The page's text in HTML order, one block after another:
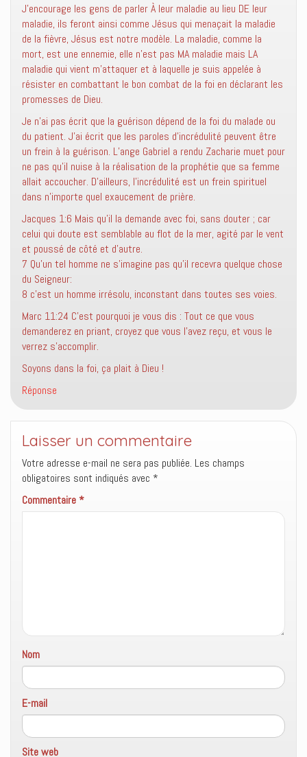
J’encourage les gens de parler À leur maladie au lieu DE leur
maladie, ils feront ainsi comme Jésus qui menaçait la maladie
de la fièvre, Jésus est notre modèle. La maladie, comme la
mort, est une ennemie, elle n’est pas MA maladie mais LA
maladie qui vient m’attaquer et à laquelle je suis appelée à
résister en combattant le bon combat de la foi en déclarant les
promesses de Dieu.
Je n’ai pas écrit que la guérison dépend de la foi du malade ou
du patient. J’ai écrit que les paroles d’incrédulité peuvent être
un frein à la guérison. L’ange Gabriel a rendu Zacharie muet pour
ne pas qu’il nuise à la réalisation de la prophétie que sa femme
allait accoucher. D’ailleurs, l’incrédulité est un frein spirituel
dans n’importe quel exaucement de prière.
Jacques 1:6 ‭‭Mais qu’il la demande avec foi, sans douter ; car
celui qui doute est semblable au flot de la mer, agité par le vent
et poussé de côté et d’autre.‭
7 ‭‭Qu’un tel homme ne s’imagine pas qu’il recevra quelque chose
du Seigneur:‭
8 ‭‭c’est un homme irrésolu, inconstant dans toutes ses voies.‭
Marc 11:24 ‭‭C’est pourquoi je vous dis : Tout ce que vous
demanderez en priant, croyez que vous l’avez reçu, et vous le
verrez s’accomplir.‭
Soyons dans la foi, ça plait à Dieu !
Réponse
Laisser un commentaire
Votre adresse e-mail ne sera pas publiée. Les champs
obligatoires sont indiqués avec *
Commentaire*
Nom
E-mail
Site web